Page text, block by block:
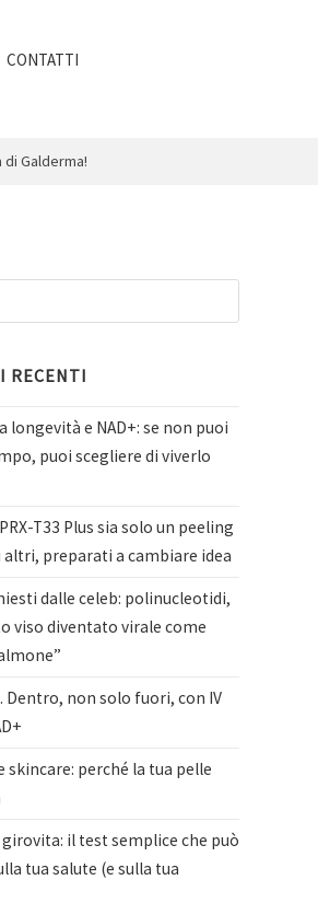
CONTATTI
Galderma!
RECENTI
longevità e NAD+: se non puoi
puoi scegliere di viverlo
T33 Plus sia solo un peeling
altri, preparati a cambiare idea
dalle celeb: polinucleotidi,
viso diventato virale come
Dentro, non solo fuori, con IV
skincare: perché la tua pelle
il test semplice che può
tua salute (e sulla tua